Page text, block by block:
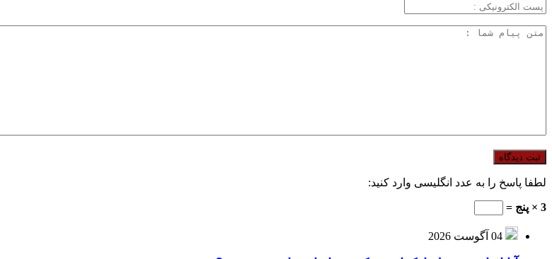
لطفا پاسخ را به عدد انگلیسی وارد کنید:
3 × پنج =
04 آگوست 2026